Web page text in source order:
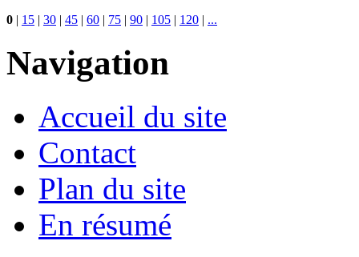
0 | 15 | 30 | 45 | 60 | 75 | 90 | 105 | 120 | ...
Navigation
Accueil du site
Contact
Plan du site
En résumé